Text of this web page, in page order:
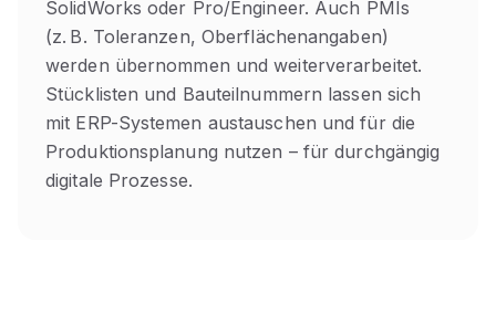
SolidWorks oder Pro/Engineer. Auch PMIs
(z. B. Toleranzen, Oberflächenangaben)
werden übernommen und weiterverarbeitet.
Stücklisten und Bauteilnummern lassen sich
mit ERP-Systemen austauschen und für die
Produktionsplanung nutzen – für durchgängig
digitale Prozesse.